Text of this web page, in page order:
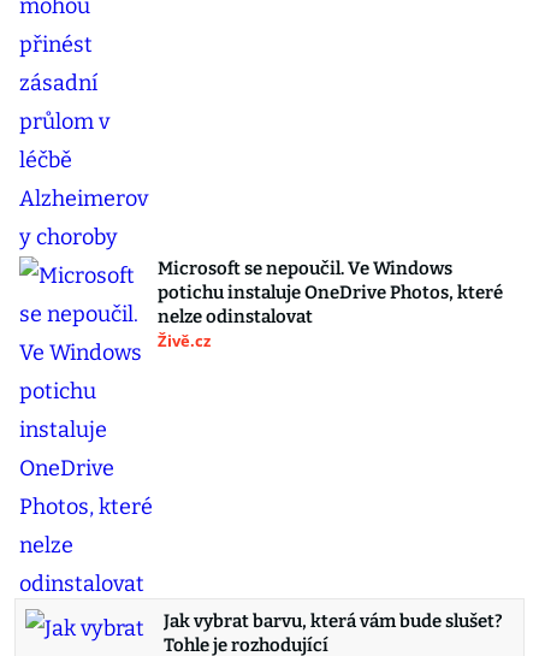
Microsoft se nepoučil. Ve Windows
potichu instaluje OneDrive Photos, které
nelze odinstalovat
Živě.cz
Jak vybrat barvu, která vám bude slušet?
Tohle je rozhodující